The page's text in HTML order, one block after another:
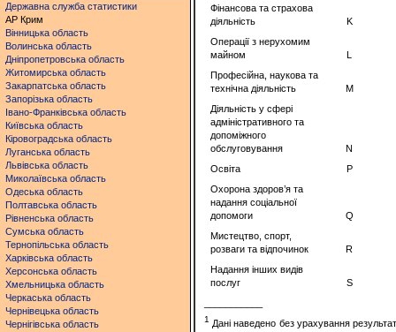
Державна служба статистики
АР Крим
Вінницька область
Волинська область
Дніпропетровська область
Житомирська область
Закарпатська область
Запорізька область
Івано-Франківська область
Київська область
Кіровоградська область
Луганська область
Львівська область
Миколаївська область
Одеська область
Полтавська область
Рівненська область
Сумська область
Тернопільська область
Харківська область
Херсонська область
Хмельницька область
Черкаська область
Чернівецька область
Чернігівська область
Фінансова та страхова
діяльність
K
Операції з нерухомим
майном
L
Професійна, наукова та
технічна діяльність
M
Діяльність у сфері
адміністративного та
допоміжного
обслуговування
N
Освіта
P
Охорона здоров’я та
надання соціальної
допомоги
Q
Мистецтво, спорт,
розваги та відпочинок
R
Надання інших видів
послуг
S
1 Дані наведено без урахування